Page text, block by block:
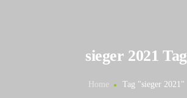
sieger 2021 Tag
Home Tag "sieger 2021"